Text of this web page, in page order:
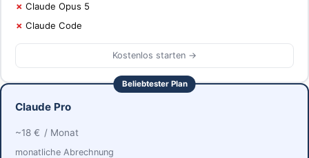
Claude Opus 5
Claude Code
Kostenlos starten →
Beliebtester Plan
Claude Pro
~18 € / Monat
monatliche Abrechnung